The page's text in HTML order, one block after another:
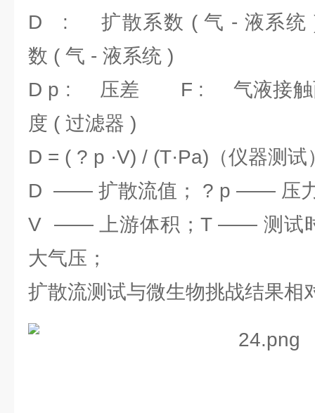
D : 扩散系数 ( 气 - 液系
数 ( 气 - 液系统 )
D p : 压差 F : 气液接
度 ( 过滤器 )
D = ( ? p ·V) / (T·Pa)（仪器测试
D —— 扩散流值； ? p —— 压
V —— 上游体积；T —— 测试
大气压；
扩散流测试与微生物挑战结果相